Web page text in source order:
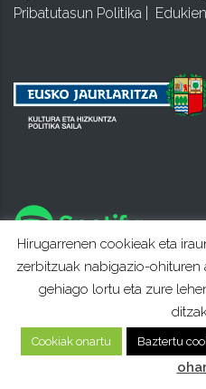
Pribatutasun Politika
Hirugarrenen cookieak eta
zerbitzuak nabigazio-ohituren
gehiago lortu eta zure
Cookiak onartu Baztertu